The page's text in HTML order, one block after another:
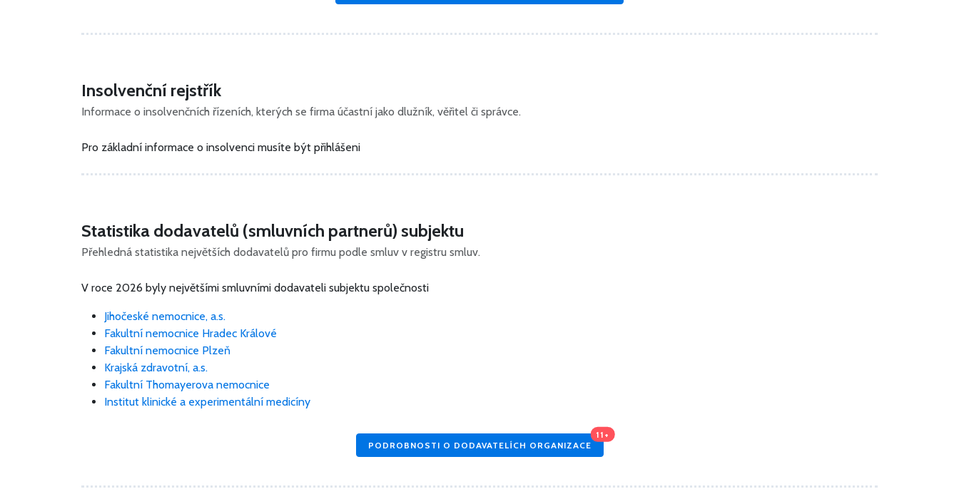
Insolvenční rejstřík
Informace o insolvenčních řízeních, kterých se firma účastní jako dlužník, věřitel či správce.
Pro základní informace o insolvenci musíte být přihlášeni
Statistika dodavatelů (smluvních partnerů) subjektu
Přehledná statistika největších dodavatelů pro firmu podle smluv v registru smluv.
V roce 2026 byly největšími smluvními dodavateli subjektu společnosti
Jihočeské nemocnice, a.s.
Fakultní nemocnice Hradec Králové
Fakultní nemocnice Plzeň
Krajská zdravotní, a.s.
Fakultní Thomayerova nemocnice
Institut klinické a experimentální medicíny
PODROBNOSTI O DODAVATELÍCH ORGANIZACE
11+